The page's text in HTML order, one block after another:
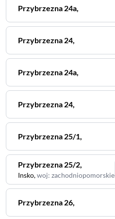
Przybrzezna 24a,
Przybrzezna 24,
Przybrzezna 24a,
Przybrzezna 24,
Przybrzezna 25/1,
Przybrzezna 25/2,
Insko,woj: zachodniopomorskie
Przybrzezna 26,